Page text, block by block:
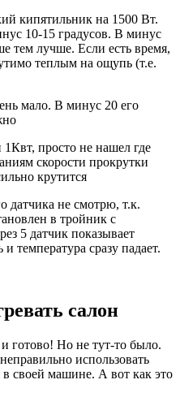
кипятильник на 1500 Вт.
10-15 градусов. В минус
тем лучше. Если есть время,
теплым на ощупь (т.е.
мало. В минус 20 его
просто не нашел где
скорости прокрутки
крутится
датчика не смотрю, т.к.
в тройник с
5 датчик показывает
температура сразу падает.
салон
готово! Но не тут-то было.
использовать
своей машине. А вот как это